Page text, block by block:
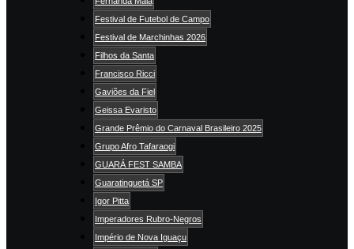
Festival de Futebol de Campo
Festival de Marchinhas 2026
Filhos da Santa
Francisco Ricci
Gaviões da Fiel
Geissa Evaristo
Grande Prêmio do Carnaval Brasileiro 2025
Grupo Afro Tafaraogi
GUARÁ FEST SAMBA
Guaratinguetá SP
Igor Pitta
Imperadores Rubro-Negros
Império de Nova Iguaçu